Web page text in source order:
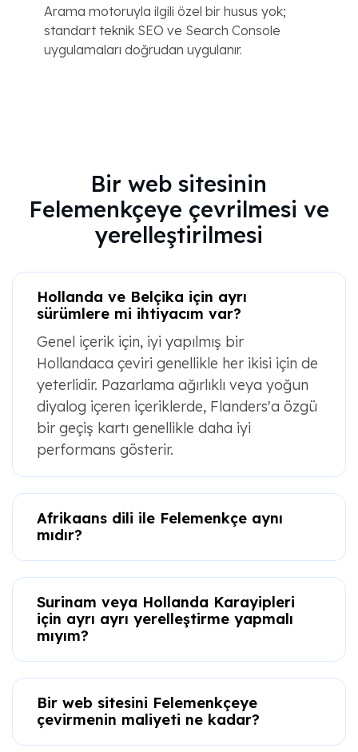
Arama motoruyla ilgili özel bir husus yok;
standart teknik SEO ve Search Console
uygulamaları doğrudan uygulanır.
Bir web sitesinin
Felemenkçeye çevrilmesi ve
yerelleştirilmesi
Hollanda ve Belçika için ayrı
sürümlere mi ihtiyacım var?
Genel içerik için, iyi yapılmış bir
Hollandaca çeviri genellikle her ikisi için de
yeterlidir. Pazarlama ağırlıklı veya yoğun
diyalog içeren içeriklerde, Flanders'a özgü
bir geçiş kartı genellikle daha iyi
performans gösterir.
Afrikaans dili ile Felemenkçe aynı
mıdır?
Surinam veya Hollanda Karayipleri
için ayrı ayrı yerelleştirme yapmalı
mıyım?
Bir web sitesini Felemenkçeye
çevirmenin maliyeti ne kadar?